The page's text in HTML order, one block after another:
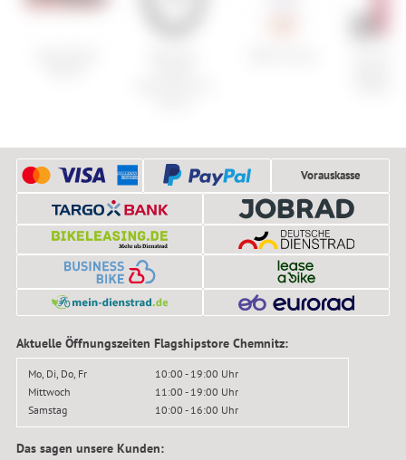
Vorauskasse
Aktuelle Öffnungszeiten Flagshipstore Chemnitz:
Mo, Di, Do, Fr
10:00 - 19:00 Uhr
Mittwoch
11:00 - 19:00 Uhr
Samstag
10:00 - 16:00 Uhr
Das sagen unsere Kunden: